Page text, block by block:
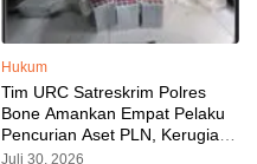
Hukum
Tim URC Satreskrim Polres
Bone Amankan Empat Pelaku
Pencurian Aset PLN, Kerugian
Ditaksir Capai Rp 3 Milyar
Juli 30, 2026